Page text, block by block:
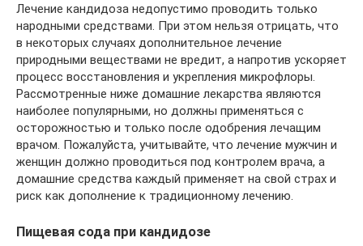
Лечение кандидоза недопустимо проводить только
народными средствами. При этом нельзя отрицать, что
в некоторых случаях дополнительное лечение
природными веществами не вредит, а напротив ускоряет
процесс восстановления и укрепления микрофлоры.
Рассмотренные ниже домашние лекарства являются
наиболее популярными, но должны применяться с
осторожностью и только после одобрения лечащим
врачом. Пожалуйста, учитывайте, что лечение мужчин и
женщин должно проводиться под контролем врача, а
домашние средства каждый применяет на свой страх и
риск как дополнение к традиционному лечению.
Пищевая сода при кандидозе